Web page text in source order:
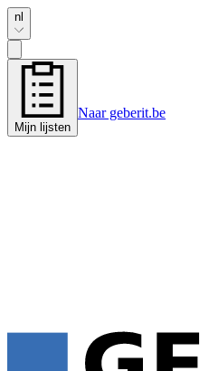
nl
Mijn lijsten
Naar geberit.be